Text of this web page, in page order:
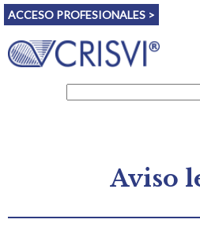
ACCESO PROFESIONALES >
Aviso